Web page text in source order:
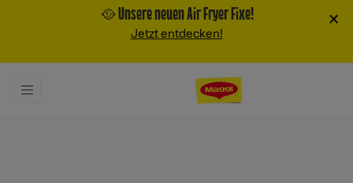
🥘 Unsere neuen Air Fryer Fixe!
Jetzt entdecken!
×